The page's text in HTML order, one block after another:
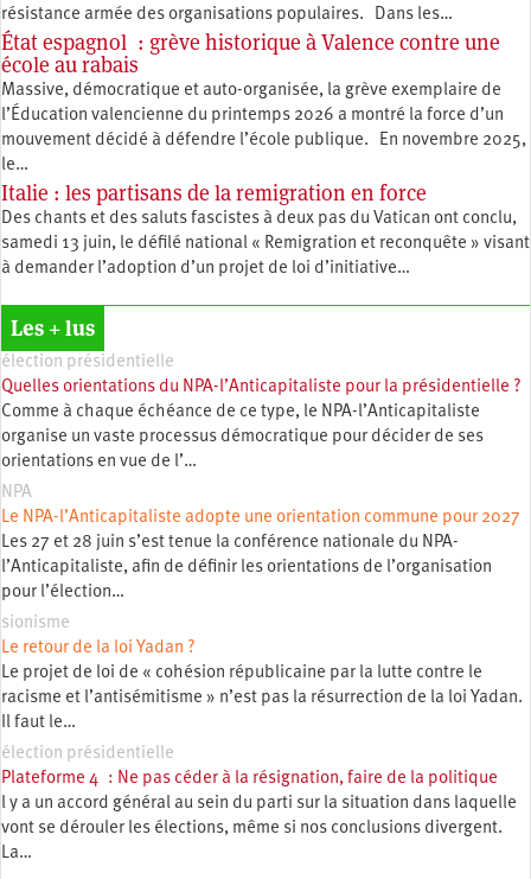
résistance armée des organisations populaires. Dans les…
État espagnol : grève historique à Valence contre une
école au rabais
Massive, démocratique et auto-organisée, la grève exemplaire de
l’Éducation valencienne du printemps 2026 a montré la force d’un
mouvement décidé à défendre l’école publique. En novembre 2025,
le…
Italie : les partisans de la remigration en force
Des chants et des saluts fascistes à deux pas du Vatican ont conclu,
samedi 13 juin, le défilé national « Remigration et reconquête » visant
à demander l’adoption d’un projet de loi d’initiative…
Les + lus
élection présidentielle
Quelles orientations du NPA-l’Anticapitaliste pour la présidentielle ?
Comme à chaque échéance de ce type, le NPA-l’Anticapitaliste
organise un vaste processus démocratique pour décider de ses
orientations en vue de l’…
NPA
Le NPA-l’Anticapitaliste adopte une orientation commune pour 2027
Les 27 et 28 juin s’est tenue la conférence nationale du NPA-
l’Anticapitaliste, afin de définir les orientations de l’organisation
pour l’élection…
sionisme
Le retour de la loi Yadan ?
Le projet de loi de « cohésion républicaine par la lutte contre le
racisme et l’antisémitisme » n’est pas la résurrection de la loi Yadan.
Il faut le…
élection présidentielle
Plateforme 4 : Ne pas céder à la résignation, faire de la politique
l y a un accord général au sein du parti sur la situation dans laquelle
vont se dérouler les élections, même si nos conclusions divergent.
La…